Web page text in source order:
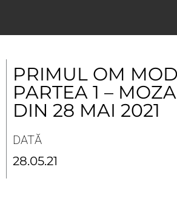
content
PRIMUL OM
PARTEA 1 –
DIN 28 MAI 2021
DATĂ
28.05.21